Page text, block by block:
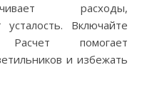
расходы,
Включайте
помогает
и избежать